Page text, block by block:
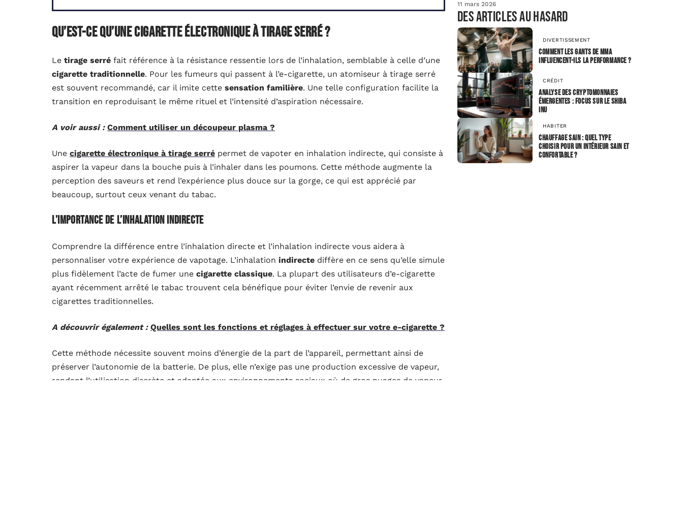
Qu’est-ce qu’une cigarette électronique à tirage serré ?
Le tirage serré fait référence à la résistance ressentie lors de l’inhalation, semblable à celle d’une
cigarette traditionnelle. Pour les fumeurs qui passent à l’e-cigarette, un atomiseur à tirage serré
est souvent recommandé, car il imite cette sensation familière. Une telle configuration facilite la
transition en reproduisant le même rituel et l’intensité d’aspiration nécessaire.
A voir aussi : Comment utiliser un découpeur plasma ?
Une cigarette électronique à tirage serré permet de vapoter en inhalation indirecte, qui consiste à
aspirer la vapeur dans la bouche puis à l’inhaler dans les poumons. Cette méthode augmente la
perception des saveurs et rend l’expérience plus douce sur la gorge, ce qui est apprécié par
beaucoup, surtout ceux venant du tabac.
L’importance de l’inhalation indirecte
Comprendre la différence entre l’inhalation directe et l’inhalation indirecte vous aidera à
personnaliser votre expérience de vapotage. L’inhalation indirecte diffère en ce sens qu’elle simule
plus fidèlement l’acte de fumer une cigarette classique. La plupart des utilisateurs d’e-cigarette
ayant récemment arrêté le tabac trouvent cela bénéfique pour éviter l’envie de revenir aux
cigarettes traditionnelles.
A découvrir également : Quelles sont les fonctions et réglages à effectuer sur votre e-cigarette ?
Cette méthode nécessite souvent moins d’énergie de la part de l’appareil, permettant ainsi de
préserver l’autonomie de la batterie. De plus, elle n’exige pas une production excessive de vapeur,
rendant l’utilisation discrète et adaptée aux environnements sociaux où de gros nuages de vapeur
11 mars 2026
Des articles au hasard
DIVERTISSEMENT
Comment les gants de MMA
influencent-ils la performance ?
CRÉDIT
Analyse des cryptomonnaies
émergentes : focus sur le Shiba
Inu
HABITER
Chauffage sain : Quel type
choisir pour un intérieur sain et
confortable ?